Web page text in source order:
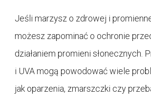
Jeśli marzysz o zdrowej i
możesz zapominać o ochronie
działaniem promieni słonecznych.
i UVA mogą powodować wiele
jak oparzenia, zmarszczki czy